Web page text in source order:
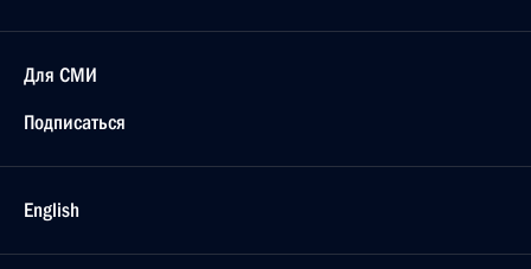
Для СМИ
Подписаться
English